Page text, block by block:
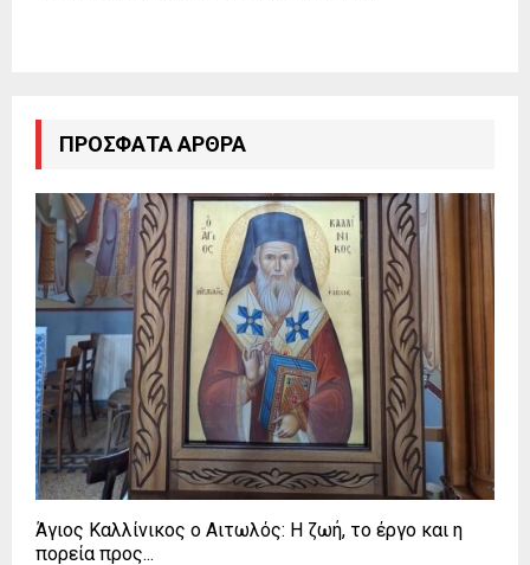
ΠΡΌΣΦΑΤΑ ΆΡΘΡΑ
Άγιος Καλλίνικος ο Αιτωλός: Η ζωή, το έργο και η
πορεία προς...